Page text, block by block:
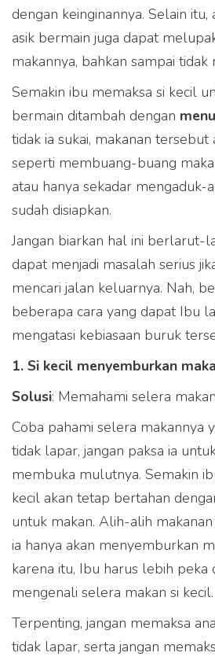
dengan keinginannya. Selain
asik bermain juga dapat
makannya, bahkan sampai tidak
Semakin ibu memaksa si kecil
bermain ditambah dengan
tidak ia sukai, makanan tersebut
seperti membuang-buang
atau hanya sekadar mengaduk-
sudah disiapkan.
Jangan biarkan hal ini berlarut-
dapat menjadi masalah serius
mencari jalan keluarnya. Nah,
beberapa cara yang dapat Ibu
mengatasi kebiasaan buruk
1. Si kecil menyemburkan
Solusi: Memahami selera
Coba pahami selera makannya
tidak lapar, jangan paksa ia
membuka mulutnya. Semakin
kecil akan tetap bertahan
untuk makan. Alih-alih
ia hanya akan menyemburkan
karena itu, Ibu harus lebih peka
mengenali selera makan si kecil.
Terpenting, jangan memaksa
tidak lapar, serta jangan